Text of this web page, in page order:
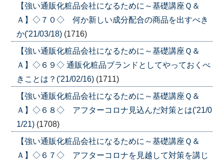
【強い通販化粧品会社になるために～基礎講座Ｑ＆
Ａ】◇７０◇ 何か新しい成分配合の商品を出すべき
か('21/03/18) (1716)
【強い通販化粧品会社になるために～基礎講座Ｑ＆
Ａ】◇６９◇ 通販化粧品ブランドとしてやっておくべ
きことは？('21/02/16) (1711)
【強い通販化粧品会社になるために～基礎講座Ｑ＆
Ａ】◇６８◇ アフターコロナ見込んだ対策とは('21/0
1/21) (1708)
【強い通販化粧品会社になるために～基礎講座Ｑ＆
Ａ】◇６７◇ アフターコロナを見越して対策を講じ